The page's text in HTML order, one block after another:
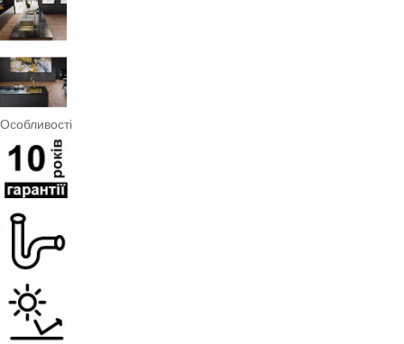
Особливості